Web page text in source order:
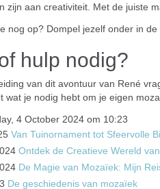
zijn aan creativiteit. Met de juiste
nog op? Dompel jezelf onder in
hulp nodig?
van dit avontuur van René
wat je nodig hebt om je eigen
4 October 2024 om 10:23
Van Tuinornament tot Sfeervolle
Ontdek de Creatieve Wereld
De Magie van Mozaïek: Mijn
De geschiedenis van mozaïek